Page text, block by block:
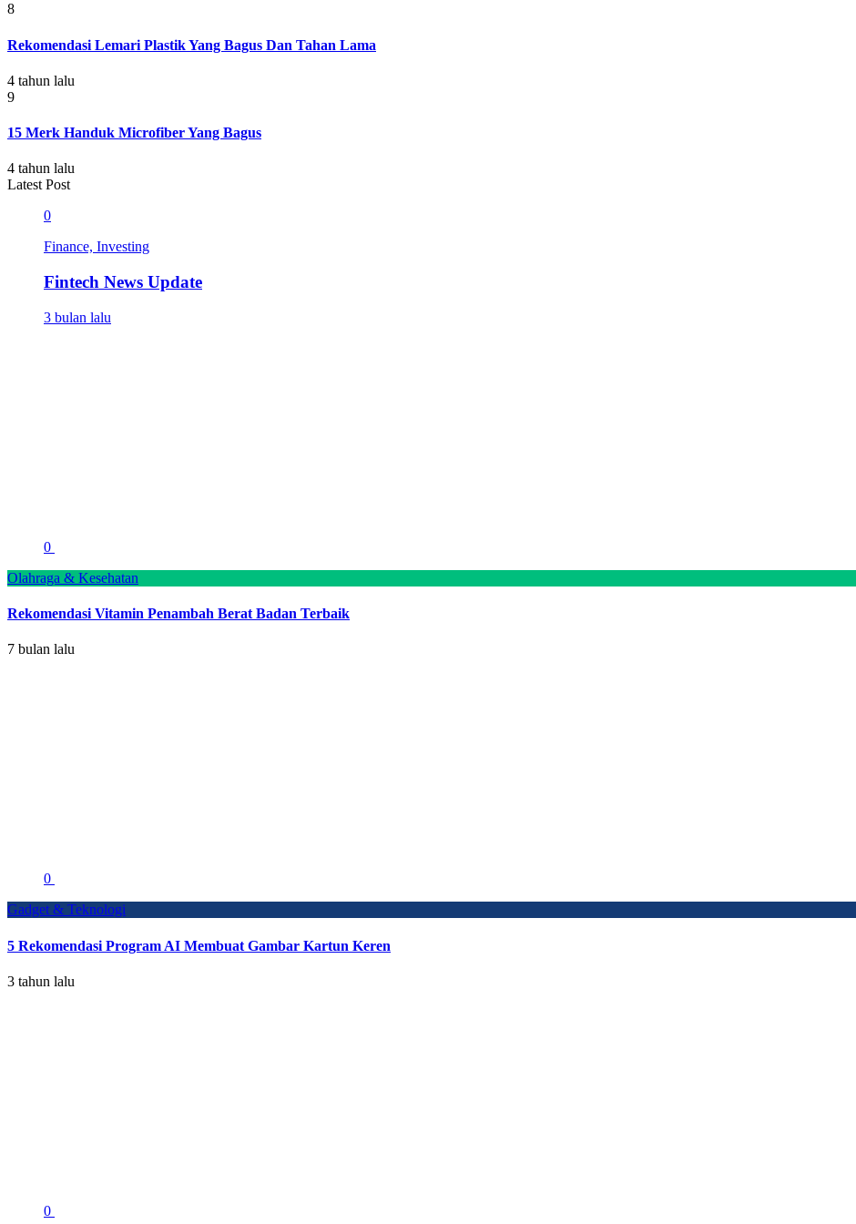
8
Rekomendasi Lemari Plastik Yang Bagus Dan Tahan Lama
4 tahun lalu
9
15 Merk Handuk Microfiber Yang Bagus
4 tahun lalu
Latest Post
0
Finance, Investing
Fintech News Update
3 bulan lalu
0
Olahraga & Kesehatan
Rekomendasi Vitamin Penambah Berat Badan Terbaik
7 bulan lalu
0
Gadget & Teknologi
5 Rekomendasi Program AI Membuat Gambar Kartun Keren
3 tahun lalu
0